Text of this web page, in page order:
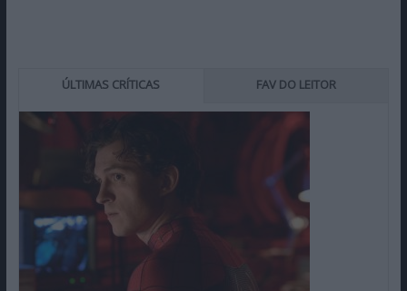
ÚLTIMAS CRÍTICAS FAV DO LEITOR